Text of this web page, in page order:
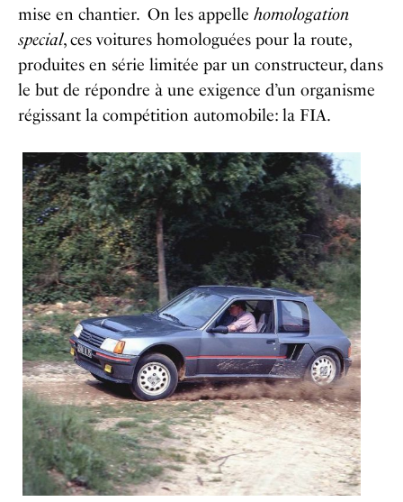
mise en chantier. On les appelle homologation
special, ces voitures homologuées pour la route,
produites en série limitée par un constructeur, dans
le but de répondre à une exigence d’un organisme
régissant la compétition automobile: la FIA.